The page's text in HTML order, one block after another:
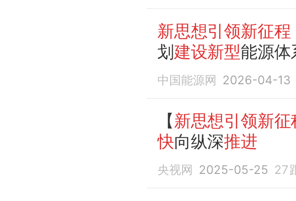
新思想引领新征程
划 建设新型能源体
中国能源网 2026-04-13
【新思想引领新征
快向纵深推进
央视网 2025-05-25 27